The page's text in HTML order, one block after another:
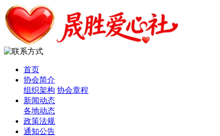
首页
协会简介
组织架构 协会章程
新闻动态
各地动态
政策法规
通知公告